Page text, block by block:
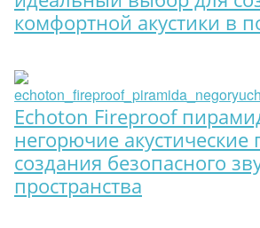
комфортной акустики в
Echoton Fireproof
негорючие акустические
создания безопасного
пространства